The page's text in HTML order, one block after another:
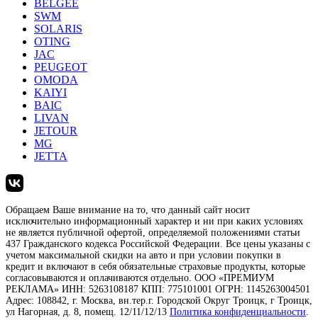
BELGEE
SWM
SOLARIS
OTING
JAC
PEUGEOT
OMODA
KAIYI
BAIC
LIVAN
JETOUR
MG
JETTA
Обращаем Ваше внимание на то, что данный сайт носит
исключительно информационный характер и ни при каких условиях
не является публичной офертой, определяемой положениями статьи
437 Гражданского кодекса Российской Федерации. Все цены указаны с
учетом максимальной скидки на авто и при условии покупки в
кредит и включают в себя обязательные страховые продукты, которые
согласовываются и оплачиваются отдельно. ООО «ПРЕМИУМ
РЕКЛАМА» ИНН: 5263108187 КПП: 775101001 ОГРН: 1145263004501
Адрес: 108842, г. Москва, вн.тер.г. Городской Округ Троицк, г Троицк,
ул Нагорная, д. 8, помещ. 12/11/12/13 Политика конфиденциальности.